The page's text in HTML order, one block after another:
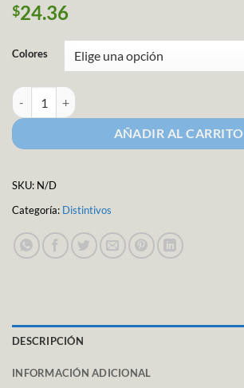
$24.36
Colores
Globo Latex 9" es: Niño/Niña cantidad
AÑADIR AL CARRITO
SKU: N/D
Categoría: Distintivos
DESCRIPCIÓN
INFORMACIÓN ADICIONAL